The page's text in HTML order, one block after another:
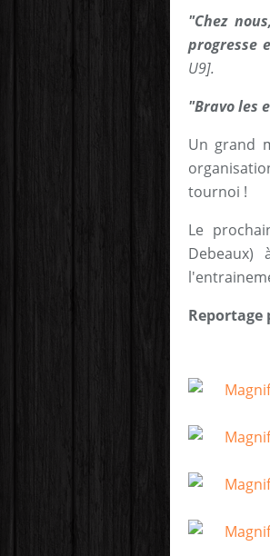
"Chez
progresse
U9].
"Bravo les
Un grand
tournoi !
Le
Debeaux)
Reportage